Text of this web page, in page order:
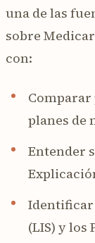
una de las
sobre
con:
Comparar
planes de
Entender
Identificar
(LIS) y los